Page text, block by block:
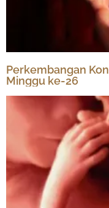
Perkembangan
Minggu ke-26